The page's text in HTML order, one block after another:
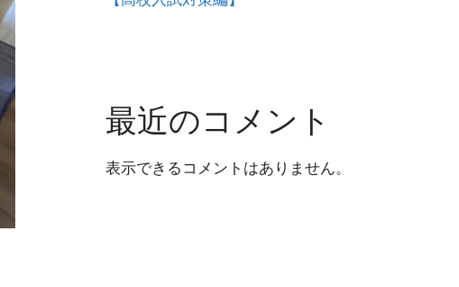
最近のコメント
表示できるコメントはありません。